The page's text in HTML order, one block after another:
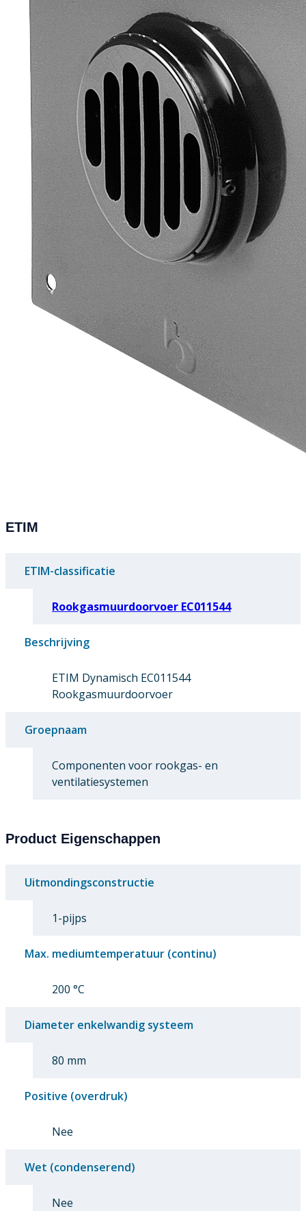
ETIM
ETIM-classificatie
Rookgasmuurdoorvoer EC011544
Beschrijving
ETIM Dynamisch EC011544
Rookgasmuurdoorvoer
Groepnaam
Componenten voor rookgas- en
ventilatiesystemen
Product Eigenschappen
Uitmondingsconstructie
1-pijps
Max. mediumtemperatuur (continu)
200 °C
Diameter enkelwandig systeem
80 mm
Positive (overdruk)
Nee
Wet (condenserend)
Nee